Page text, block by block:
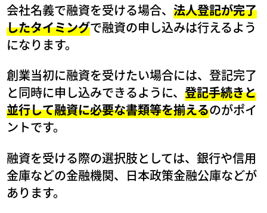
会社名義で融資を受ける場合、法人登記が完了
したタイミングで融資の申し込みは行えるよう
になります。
創業当初に融資を受けたい場合には、登記完了
と同時に申し込みできるように、登記手続きと
並行して融資に必要な書類等を揃えるのがポイ
ントです。
融資を受ける際の選択肢としては、銀行や信用
金庫などの金融機関、日本政策金融公庫などが
あります。